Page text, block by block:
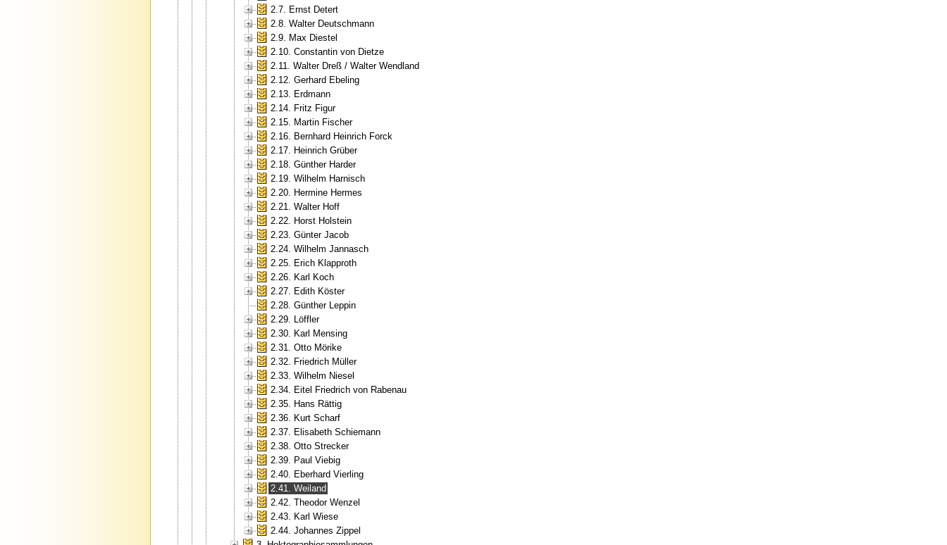
2.7. Ernst Detert
2.8. Walter Deutschmann
2.9. Max Diestel
2.10. Constantin von Dietze
2.11. Walter Dreß / Walter Wendland
2.12. Gerhard Ebeling
2.13. Erdmann
2.14. Fritz Figur
2.15. Martin Fischer
2.16. Bernhard Heinrich Forck
2.17. Heinrich Grüber
2.18. Günther Harder
2.19. Wilhelm Harnisch
2.20. Hermine Hermes
2.21. Walter Hoff
2.22. Horst Holstein
2.23. Günter Jacob
2.24. Wilhelm Jannasch
2.25. Erich Klapproth
2.26. Karl Koch
2.27. Edith Köster
2.28. Günther Leppin
2.29. Löffler
2.30. Karl Mensing
2.31. Otto Mörike
2.32. Friedrich Müller
2.33. Wilhelm Niesel
2.34. Eitel Friedrich von Rabenau
2.35. Hans Rättig
2.36. Kurt Scharf
2.37. Elisabeth Schiemann
2.38. Otto Strecker
2.39. Paul Viebig
2.40. Eberhard Vierling
2.41. Weiland
2.42. Theodor Wenzel
2.43. Karl Wiese
2.44. Johannes Zippel